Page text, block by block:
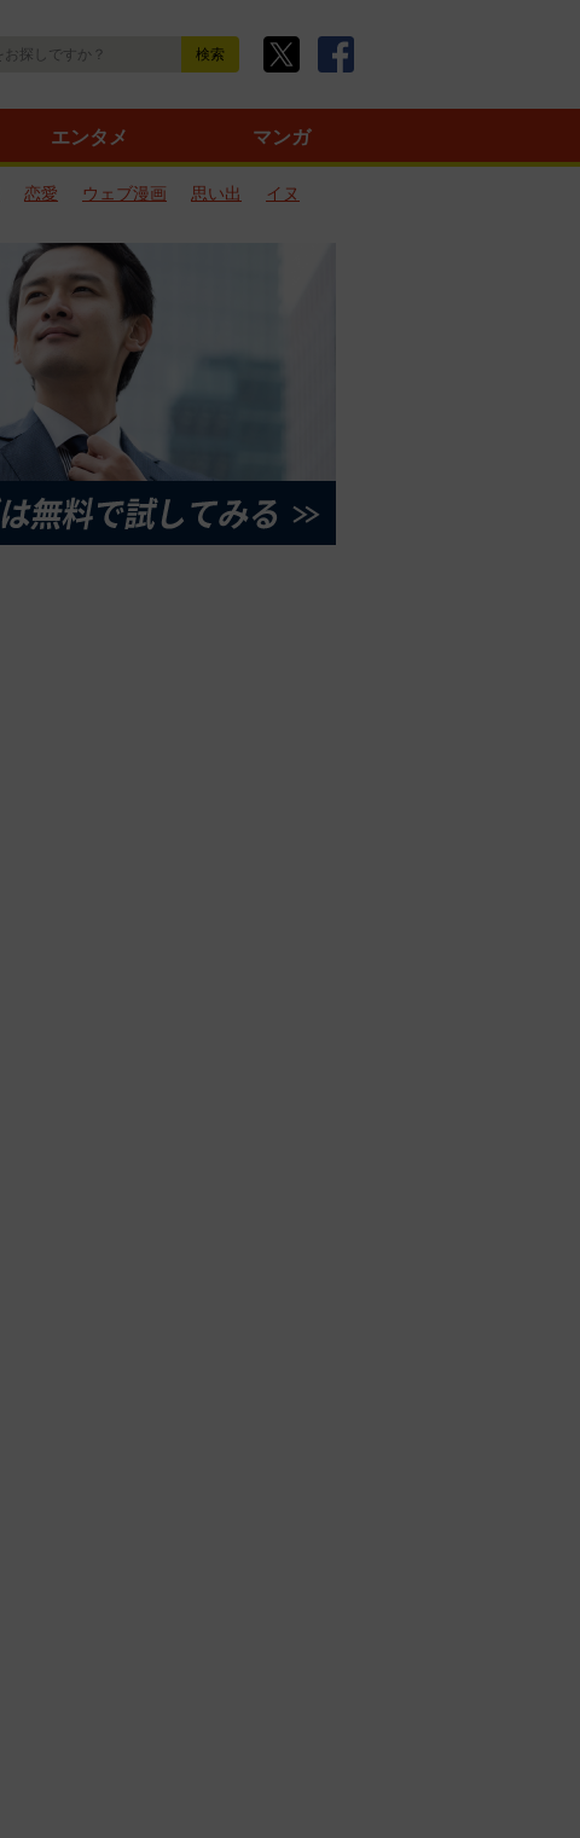
エンタメ マンガ
恋愛 ウェブ漫画 思い出
イヌ